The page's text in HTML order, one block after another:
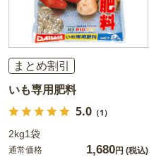
まとめ割引
いも専用肥料
5.0（1）
2kg1袋
通常価格 1,680円 (税込)